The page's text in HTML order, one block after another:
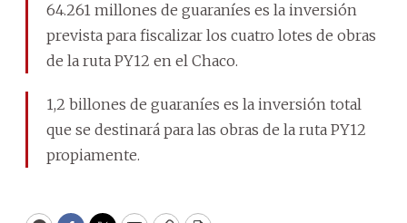
64.261 millones de guaraníes es la inversión
prevista para fiscalizar los cuatro lotes de obras
de la ruta PY12 en el Chaco.
1,2 billones de guaraníes es la inversión total
que se destinará para las obras de la ruta PY12
propiamente.